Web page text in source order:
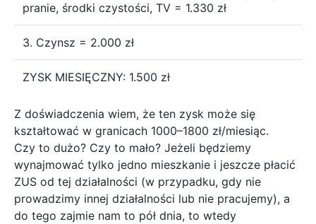
pranie, środki czystości, TV = 1.330 zł
3. Czynsz = 2.000 zł
ZYSK MIESIĘCZNY: 1.500 zł
Z doświadczenia wiem, że ten zysk może się
kształtować w granicach 1000–1800 zł/miesiąc.
Czy to dużo? Czy to mało? Jeżeli będziemy
wynajmować tylko jedno mieszkanie i jeszcze płacić
ZUS od tej działalności (w przypadku, gdy nie
prowadzimy innej działalności lub nie pracujemy), a
do tego zajmie nam to pół dnia, to wtedy